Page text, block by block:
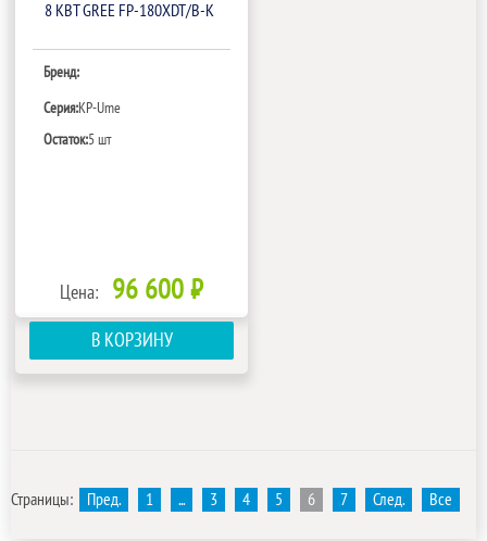
8 КВТ GREE FP-180XDT/B-K
Бренд:
Серия:KP-Ume
Остаток:5 шт
Цена: 96 600 ₽
В КОРЗИНУ
Страницы: Пред. 1 ... 3 4 5 6 7 След. Все